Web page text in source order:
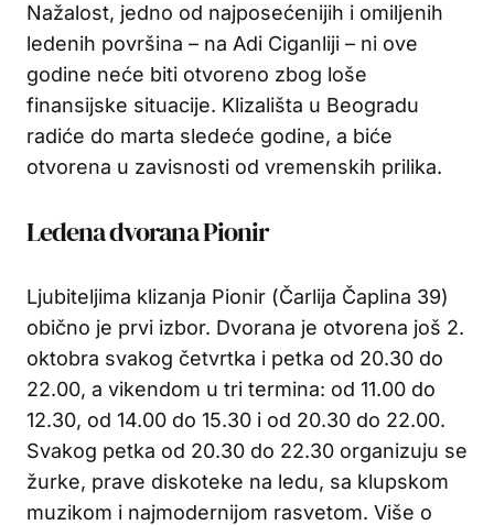
Nažalost, jedno od najposećenijih i omiljenih
ledenih površina – na Adi Ciganliji – ni ove
godine neće biti otvoreno zbog loše
finansijske situacije. Klizališta u Beogradu
radiće do marta sledeće godine, a biće
otvorena u zavisnosti od vremenskih prilika.
Ledena dvorana Pionir
Ljubiteljima klizanja Pionir (Čarlija Čaplina 39)
obično je prvi izbor. Dvorana je otvorena još 2.
oktobra svakog četvrtka i petka od 20.30 do
22.00, a vikendom u tri termina: od 11.00 do
12.30, od 14.00 do 15.30 i od 20.30 do 22.00.
Svakog petka od 20.30 do 22.30 organizuju se
žurke, prave diskoteke na ledu, sa klupskom
muzikom i najmodernijom rasvetom. Više o